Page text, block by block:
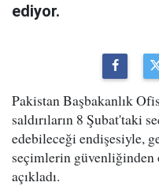
ediyor.
Pakistan Başbakanlık
saldırıların 8 Şubat'taki
edebileceği endişesiyle,
seçimlerin güvenliğinden
açıkladı.